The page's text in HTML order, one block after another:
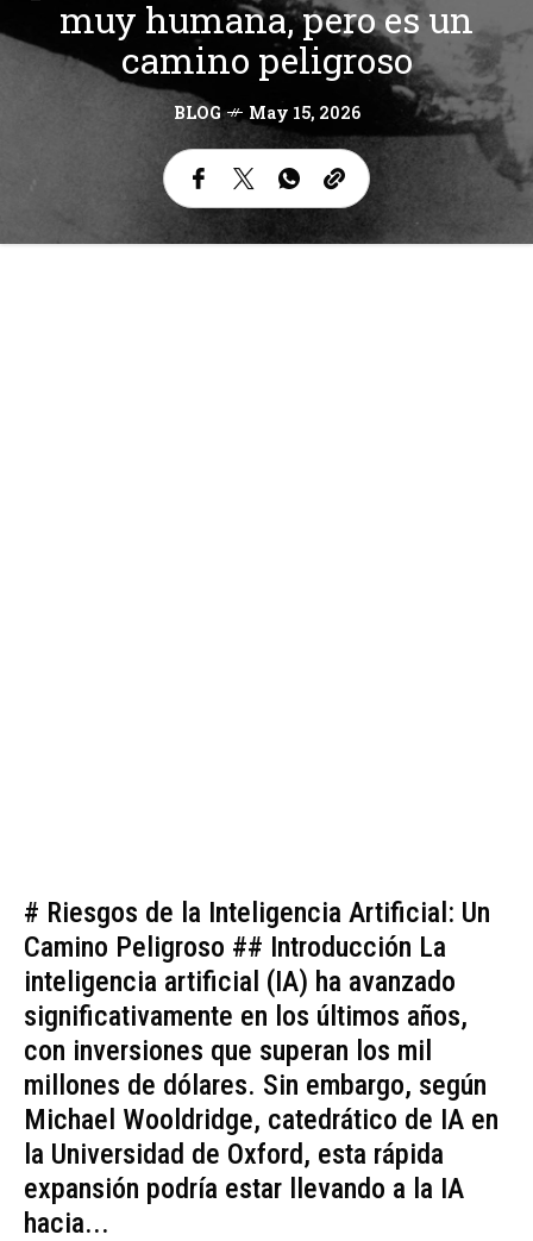
muy humana, pero es un
camino peligroso
BLOG May 15, 2026
# Riesgos de la Inteligencia Artificial: Un
Camino Peligroso ## Introducción La
inteligencia artificial (IA) ha avanzado
significativamente en los últimos años,
con inversiones que superan los mil
millones de dólares. Sin embargo, según
Michael Wooldridge, catedrático de IA en
la Universidad de Oxford, esta rápida
expansión podría estar llevando a la IA
hacia...